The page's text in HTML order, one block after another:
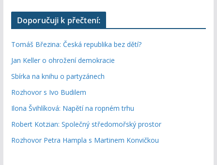
Doporučuji k přečtení:
Tomáš Březina: Česká republika bez dětí?
Jan Keller o ohrožení demokracie
Sbírka na knihu o partyzánech
Rozhovor s Ivo Budilem
Ilona Švihlíková: Napětí na ropném trhu
Robert Kotzian: Společný středomořský prostor
Rozhovor Petra Hampla s Martinem Konvičkou